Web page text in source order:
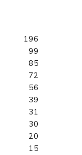
196
99
85
72
56
39
31
30
20
15